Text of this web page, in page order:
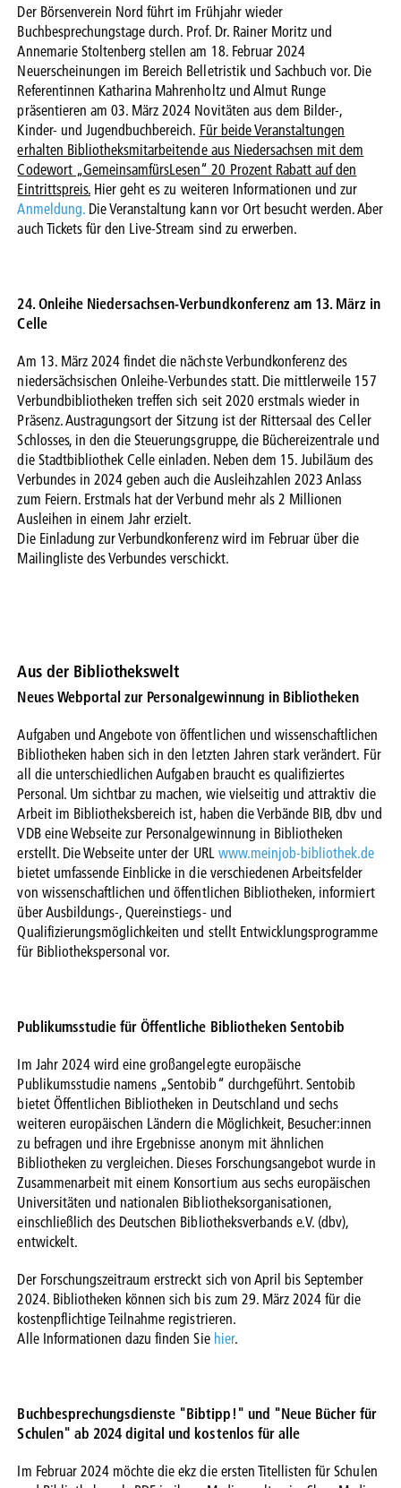
Der Börsenverein Nord führt im Frühjahr wieder
Buchbesprechungstage durch. Prof. Dr. Rainer Moritz und
Annemarie Stoltenberg stellen am 18. Februar 2024
Neuerscheinungen im Bereich Belletristik und Sachbuch vor. Die
Referentinnen Katharina Mahrenholtz und Almut Runge
präsentieren am 03. März 2024 Novitäten aus dem Bilder-,
Kinder- und Jugendbuchbereich. Für beide Veranstaltungen
erhalten Bibliotheksmitarbeitende aus Niedersachsen mit dem
Codewort „GemeinsamfürsLesen“ 20 Prozent Rabatt auf den
Eintrittspreis.Hier geht es zu weiteren Informationen und zur
Anmeldung.Die Veranstaltung kann vor Ort besucht werden. Aber
auch Tickets für den Live-Stream sind zu erwerben.
24. Onleihe Niedersachsen-Verbundkonferenz am 13. März in
Celle
Am 13. März 2024 findet die nächste Verbundkonferenz des
niedersächsischen Onleihe-Verbundes statt. Die mittlerweile 157
Verbundbibliotheken treffen sich seit 2020 erstmals wieder in
Präsenz. Austragungsort der Sitzung ist der Rittersaal des Celler
Schlosses, in den die Steuerungsgruppe, die Büchereizentrale und
die Stadtbibliothek Celle einladen. Neben dem 15. Jubiläum des
Verbundes in 2024 geben auch die Ausleihzahlen 2023 Anlass
zum Feiern. Erstmals hat der Verbund mehr als 2 Millionen
Ausleihen in einem Jahr erzielt.
Die Einladung zur Verbundkonferenz wird im Februar über die
Mailingliste des Verbundes verschickt.
Aus der Bibliothekswelt
Neues Webportal zur Personalgewinnung in Bibliotheken
Aufgaben und Angebote von öffentlichen und wissenschaftlichen
Bibliotheken haben sich in den letzten Jahren stark verändert. Für
all die unterschiedlichen Aufgaben braucht es qualifiziertes
Personal. Um sichtbar zu machen, wie vielseitig und attraktiv die
Arbeit im Bibliotheksbereich ist, haben die Verbände BIB, dbv und
VDB eine Webseite zur Personalgewinnung in Bibliotheken
erstellt. Die Webseite unter der URL www.meinjob-bibliothek.de
bietet umfassende Einblicke in die verschiedenen Arbeitsfelder
von wissenschaftlichen und öffentlichen Bibliotheken, informiert
über Ausbildungs-, Quereinstiegs- und
Qualifizierungsmöglichkeiten und stellt Entwicklungsprogramme
für Bibliothekspersonal vor.
Publikumsstudie für Öffentliche Bibliotheken Sentobib
Im Jahr 2024 wird eine großangelegte europäische
Publikumsstudie namens „Sentobib“ durchgeführt. Sentobib
bietet Öffentlichen Bibliotheken in Deutschland und sechs
weiteren europäischen Ländern die Möglichkeit, Besucher:innen
zu befragen und ihre Ergebnisse anonym mit ähnlichen
Bibliotheken zu vergleichen. Dieses Forschungsangebot wurde in
Zusammenarbeit mit einem Konsortium aus sechs europäischen
Universitäten und nationalen Bibliotheksorganisationen,
einschließlich des Deutschen Bibliotheksverbands e.V. (dbv),
entwickelt.
Der Forschungszeitraum erstreckt sich von April bis September
2024. Bibliotheken können sich bis zum 29. März 2024 für die
kostenpflichtige Teilnahme registrieren.
Alle Informationen dazu finden Sie hier.
Buchbesprechungsdienste "Bibtipp!" und "Neue Bücher für
Schulen" ab 2024 digital und kostenlos für alle
Im Februar 2024 möchte die ekz die ersten Titellisten für Schulen